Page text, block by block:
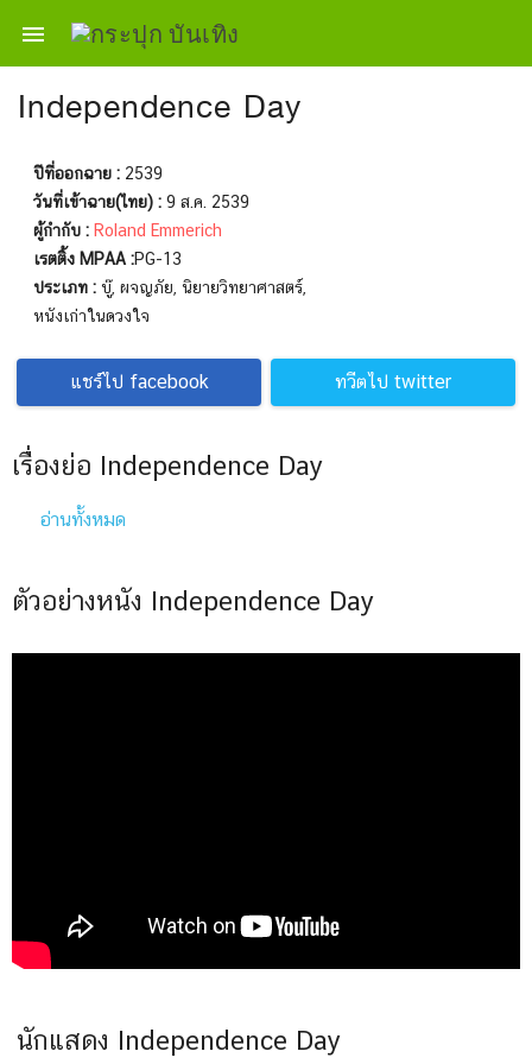

Independence Day
ปีที่ออกฉาย : 2539
วันที่เข้าฉาย(ไทย) : 9 ส.ค. 2539
ผู้กำกับ : Roland Emmerich
เรตติ้ง MPAA :PG-13
ประเภท : บู๊, ผจญภัย, นิยายวิทยาศาสตร์,
หนังเก่าในดวงใจ
แชร์ไป facebook ทวีตไป twitter
เรื่องย่อ Independence Day
อ่านทั้งหมด
ตัวอย่างหนัง Independence Day
นักแสดง Independence Day